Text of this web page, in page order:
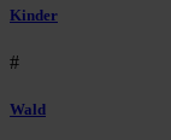
Kinder
#
Wald